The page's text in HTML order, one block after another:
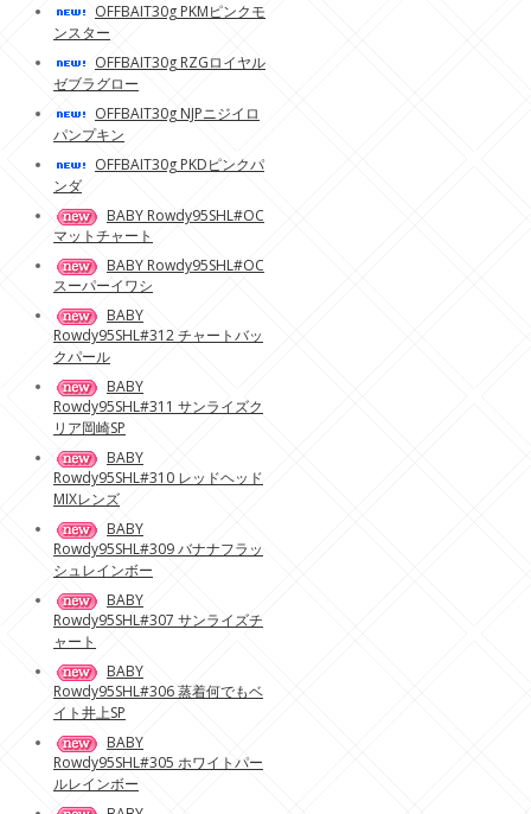
OFFBAIT30g PKMピンクモ
ンスター
OFFBAIT30g RZGロイヤル
ゼブラグロー
OFFBAIT30g NJPニジイロ
パンプキン
OFFBAIT30g PKDピンクパ
ンダ
BABY Rowdy95SHL#OC
マットチャート
BABY Rowdy95SHL#OC
スーパーイワシ
BABY
Rowdy95SHL#312 チャートバッ
クパール
BABY
Rowdy95SHL#311 サンライズク
リア岡崎SP
BABY
Rowdy95SHL#310 レッドヘッド
MIXレンズ
BABY
Rowdy95SHL#309 バナナフラッ
シュレインボー
BABY
Rowdy95SHL#307 サンライズチ
ャート
BABY
Rowdy95SHL#306 蒸着何でもベ
イト井上SP
BABY
Rowdy95SHL#305 ホワイトパー
ルレインボー